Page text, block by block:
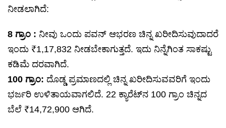
ನೀಡಲಾಗಿದೆ:
8 ಗ್ರಾಂ : ನೀವು ಒಂದು ಪವನ್ ಆಭರಣ ಚಿನ್ನ ಖರೀದಿಸುವುದಾದರೆ
ಇಂದು ₹1,17,832 ನೀಡಬೇಕಾಗುತ್ತದೆ. ಇದು ನಿನ್ನೆಗಿಂತ ಸಾಕಷ್ಟು
ಕಡಿಮೆ ದರವಾಗಿದೆ.
100 ಗ್ರಾಂ: ದೊಡ್ಡ ಪ್ರಮಾಣದಲ್ಲಿ ಚಿನ್ನ ಖರೀದಿಸುವವರಿಗೆ ಇಂದು
ಭರ್ಜರಿ ಉಳಿತಾಯವಾಗಲಿದೆ. 22 ಕ್ಯಾರೆಟ್‌ನ 100 ಗ್ರಾಂ ಚಿನ್ನದ
ಬೆಲೆ ₹14,72,900 ಆಗಿದೆ.